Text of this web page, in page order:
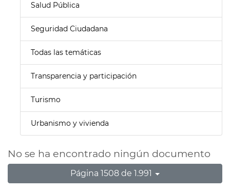
Salud Pública
Seguridad Ciudadana
Todas las temáticas
Transparencia y participación
Turismo
Urbanismo y vivienda
No se ha encontrado ningún documento
Página 1508 de 1.991